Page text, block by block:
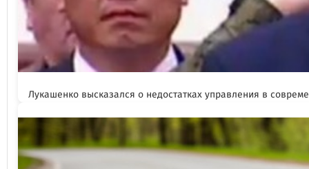
Лукашенко высказался о недостатках управления в